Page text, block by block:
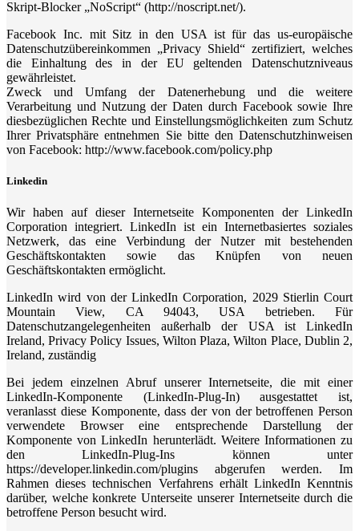
Skript-Blocker „NoScript“ (http://noscript.net/).
Facebook Inc. mit Sitz in den USA ist für das us-europäische
Datenschutzübereinkommen „Privacy Shield“ zertifiziert, welches
die Einhaltung des in der EU geltenden Datenschutzniveaus
gewährleistet.
Zweck und Umfang der Datenerhebung und die weitere
Verarbeitung und Nutzung der Daten durch Facebook sowie Ihre
diesbezüglichen Rechte und Einstellungsmöglichkeiten zum Schutz
Ihrer Privatsphäre entnehmen Sie bitte den Datenschutzhinweisen
von Facebook: http://www.facebook.com/policy.php
Linkedin
Wir haben auf dieser Internetseite Komponenten der LinkedIn
Corporation integriert. LinkedIn ist ein Internetbasiertes soziales
Netzwerk, das eine Verbindung der Nutzer mit bestehenden
Geschäftskontakten sowie das Knüpfen von neuen
Geschäftskontakten ermöglicht.
LinkedIn wird von der LinkedIn Corporation, 2029 Stierlin Court
Mountain View, CA 94043, USA betrieben. Für
Datenschutzangelegenheiten außerhalb der USA ist LinkedIn
Ireland, Privacy Policy Issues, Wilton Plaza, Wilton Place, Dublin 2,
Ireland, zuständig
Bei jedem einzelnen Abruf unserer Internetseite, die mit einer
LinkedIn-Komponente (LinkedIn-Plug-In) ausgestattet ist,
veranlasst diese Komponente, dass der von der betroffenen Person
verwendete Browser eine entsprechende Darstellung der
Komponente von LinkedIn herunterlädt. Weitere Informationen zu
den LinkedIn-Plug-Ins können unter
https://developer.linkedin.com/plugins abgerufen werden. Im
Rahmen dieses technischen Verfahrens erhält LinkedIn Kenntnis
darüber, welche konkrete Unterseite unserer Internetseite durch die
betroffene Person besucht wird.